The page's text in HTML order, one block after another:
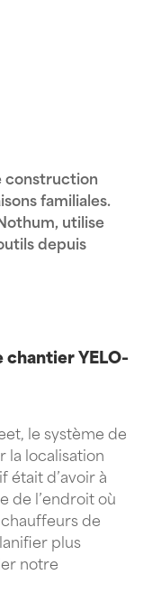
construction
familiales.
utilise
depuis
chantier YELO-
le système de
la localisation
était d’avoir à
de l’endroit où
de
plus
notre